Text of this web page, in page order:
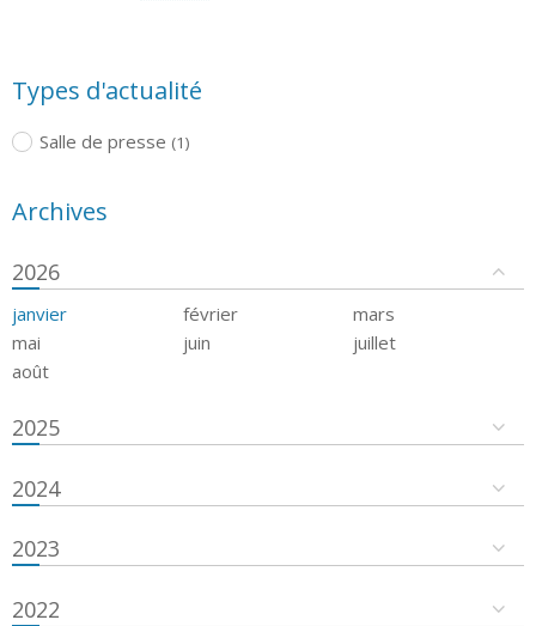
Types d'actualité
Salle de presse (1)
Archives
2026
janvier février
mars
mai
juin
juillet
août
2025
2024
2023
2022